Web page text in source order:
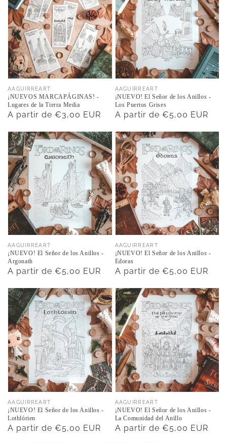
Proveedor:
AAGUIRREART
¡NUEVOS MARCAPÁGINAS! -
Lugares de la Tierra Media
Precio
A partir de €3,00 EUR
Proveedor:
AAGUIRREART
¡NUEVO! El Señor de los Anillos -
Los Puertos Grises
Precio
A partir de €5,00 EUR
Proveedor:
AAGUIRREART
¡NUEVO! El Señor de los Anillos -
Argonath
Precio
A partir de €5,00 EUR
Proveedor:
AAGUIRREART
¡NUEVO! El Señor de los Anillos -
Edoras
Precio
A partir de €5,00 EUR
Proveedor:
AAGUIRREART
¡NUEVO! El Señor de los Anillos -
Lothlórien
Precio
A partir de €5,00 EUR
Proveedor:
AAGUIRREART
¡NUEVO! El Señor de los Anillos -
La Comunidad del Anillo
Precio
A partir de €5,00 EUR